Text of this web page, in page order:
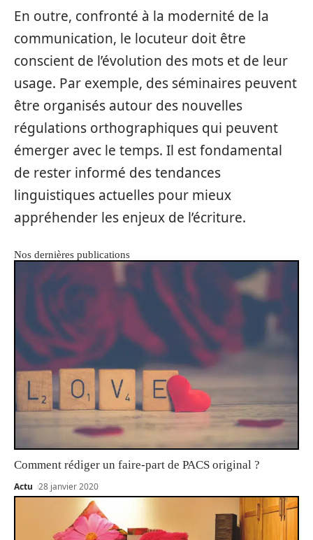
En outre, confronté à la modernité de la
communication, le locuteur doit être
conscient de l’évolution des mots et de leur
usage. Par exemple, des séminaires peuvent
être organisés autour des nouvelles
régulations orthographiques qui peuvent
émerger avec le temps. Il est fondamental
de rester informé des tendances
linguistiques actuelles pour mieux
appréhender les enjeux de l’écriture.
Nos dernières publications
Comment rédiger un faire-part de PACS original ?
Actu 28 janvier 2020